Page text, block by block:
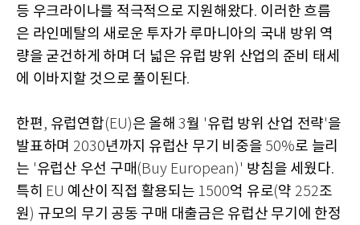
등 우크라이나를 적극적으로 지원해왔다. 이러한 흐름
은 라인메탈의 새로운 투자가 루마니아의 국내 방위 역
량을 굳건하게 하며 더 넓은 유럽 방위 산업의 준비 태세
에 이바지할 것으로 풀이된다.
한편, 유럽연합(EU)은 올해3월 '유럽 방위 산업 전략'을
발표하며 2030년까지 유럽산 무기 비중을 50%로 늘리
는 '유럽산 우선 구매 (Buy European)' 방침을 세웠다.
특히 EU 예산이 직접 활용되는 1500억 유로(약 252조
원) 규모의 무기 공동 구매 대출금은 유럽산 무기에 한정